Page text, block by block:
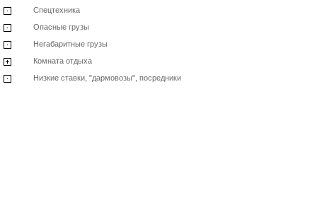
Спецтехника
Опасные грузы
Негабаритные грузы
Комната отдыха
Низкие ставки, "дармовозы", посредники